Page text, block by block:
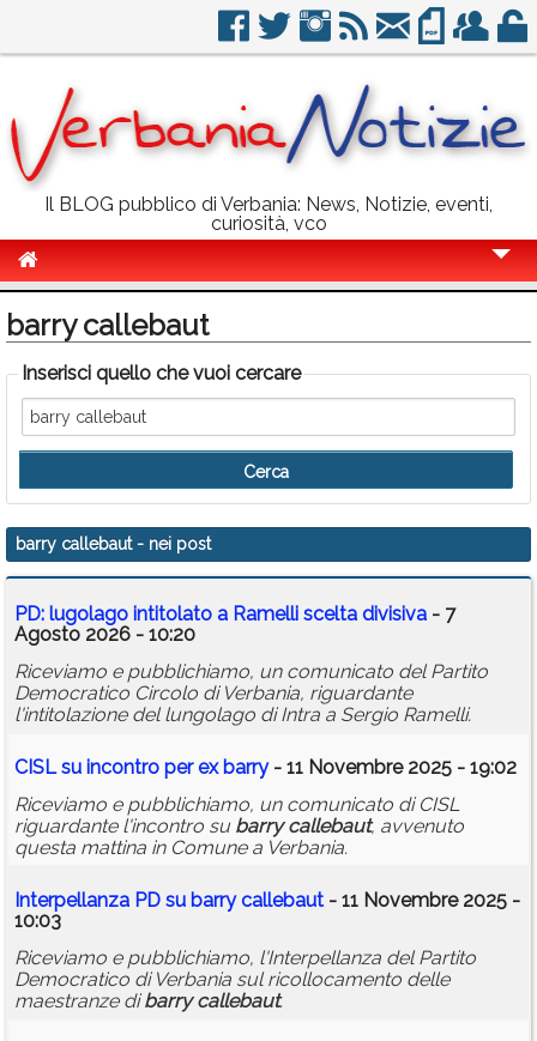
Il BLOG pubblico di Verbania: News, Notizie, eventi,
curiosità, vco
Politica
Sport
Eventi
Info Utili
Rubriche
Calendario
Annunci
barry callebaut
Inserisci quello che vuoi cercare
barry callebaut- nei post
PD: lugolago intitolato a Ramelli scelta divisiva - 7
Agosto 2026 - 10:20
Riceviamo e pubblichiamo, un comunicato del Partito
Democratico Circolo di Verbania, riguardante
l'intitolazione del lungolago di Intra a Sergio Ramelli.
CISL su incontro per ex barry- 11 Novembre 2025 - 19:02
Riceviamo e pubblichiamo, un comunicato di CISL
riguardante l'incontro su barry callebaut, avvenuto
questa mattina in Comune a Verbania.
Interpellanza PD su barry callebaut - 11 Novembre 2025 -
10:03
Riceviamo e pubblichiamo, l'Interpellanza del Partito
Democratico di Verbania sul ricollocamento delle
maestranze dibarry callebaut.